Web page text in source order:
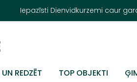
Iepazīsti Dienvidkurzemi caur
REDZĒT TOP OBJEKTI